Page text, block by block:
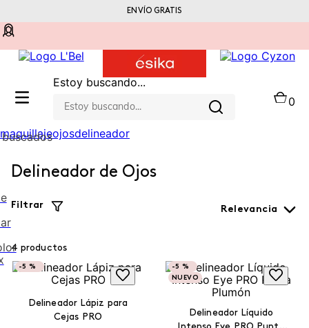
Compra a través de una consultora online
Estoy buscando...
0
ENVÍO GRATIS
maquillajeojosdelineador
Delineador de Ojos
Filtrar Relevancia
4 productos
Delineador Lápiz para
Cejas PRO
-5 %
Delineador Líquido
-5 %
NUEVO